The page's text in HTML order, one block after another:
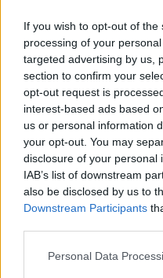
If you wish to opt-out of
processing of your
targeted advertising by us,
section to confirm your
opt-out request is
interest-based ads based
us or personal information
your opt-out. You may
disclosure of your personal
IAB’s list of downstream
also be disclosed by us to
Downstream Participants
Please note that this
Personal Data
A Marko által sugallt
Antonellit
közösségi oldalakon,
versenyzője komoly
A Red Bull csak
hivatalosan az ügyre,
közzé saját csatornáin.
This The media could